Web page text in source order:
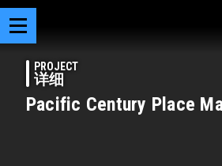
PROJECT
详细
Pacific Century Place